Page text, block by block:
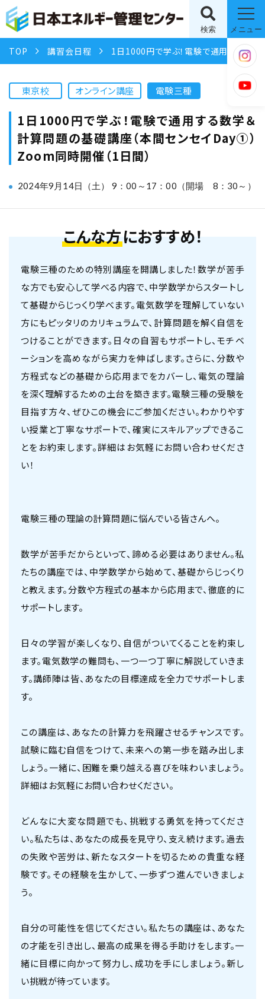
検索 メニュー
TOP 講習会日程 1日1000円で学ぶ！電験で通用する数学＆計算問題の基礎講座（本間センセイDay①）Zoom同時開催（1日間）
東京校 オンライン講座 電験三種
1日1000円で学ぶ！電験で通用する数学＆
計算問題の基礎講座（本間センセイDay①）
Zoom同時開催（1日間）
2024年9月14日（土） 9：00～17：00（開場 8：30～）
こんな方におすすめ！
電験三種のための特別講座を開講しました！数学が苦手
な方でも安心して学べる内容で、中学数学からスタートし
て基礎からじっくり学べます。電気数学を理解していない
方にもピッタリのカリキュラムで、計算問題を解く自信を
つけることができます。日々の自習もサポートし、モチベ
ーションを高めながら実力を伸ばします。さらに、分数や
方程式などの基礎から応用までをカバーし、電気の理論
を深く理解するための土台を築きます。電験三種の受験を
目指す方々、ぜひこの機会にご参加ください。わかりやす
い授業と丁寧なサポートで、確実にスキルアップできるこ
とをお約束します。詳細はお気軽にお問い合わせくださ
い！
電験三種の理論の計算問題に悩んでいる皆さんへ。
数学が苦手だからといって、諦める必要はありません。私
たちの講座では、中学数学から始めて、基礎からじっくり
と教えます。分数や方程式の基本から応用まで、徹底的に
サポートします。
日々の学習が楽しくなり、自信がついてくることを約束し
ます。電気数学の難問も、一つ一つ丁寧に解説していきま
す。講師陣は皆、あなたの目標達成を全力でサポートしま
す。
この講座は、あなたの計算力を飛躍させるチャンスです。
試験に臨む自信をつけて、未来への第一歩を踏み出しま
しょう。一緒に、困難を乗り越える喜びを味わいましょう。
詳細はお気軽にお問い合わせください。
どんなに大変な問題でも、挑戦する勇気を持ってくださ
い。私たちは、あなたの成長を見守り、支え続けます。過去
の失敗や苦労は、新たなスタートを切るための貴重な経
験です。その経験を生かして、一歩ずつ進んでいきましょ
う。
自分の可能性を信じてください。私たちの講座は、あなた
の才能を引き出し、最高の成果を得る手助けをします。一
緒に目標に向かって努力し、成功を手にしましょう。新し
い挑戦が待っています。